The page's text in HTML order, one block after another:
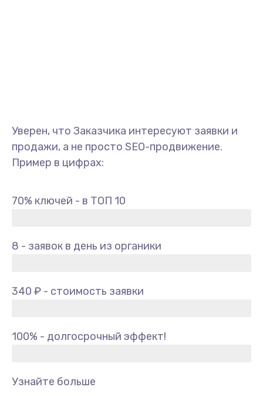
Уверен, что Заказчика интересуют заявки и
продажи, а не просто SEO-продвижение.
Пример в цифрах:
70% ключей - в ТОП 10
8 - заявок в день из органики
340 ₽ - стоимость заявки
100% - долгосрочный эффект!
Узнайте больше